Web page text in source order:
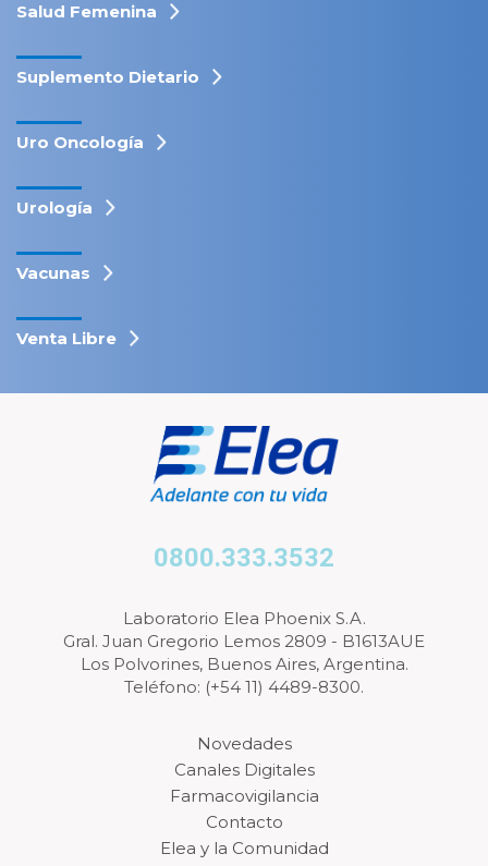
Salud Femenina
Suplemento Dietario
Uro Oncología
Urología
Vacunas
Venta Libre
0800.333.3532
Laboratorio Elea Phoenix S.A.
Gral. Juan Gregorio Lemos 2809 - B1613AUE
Los Polvorines, Buenos Aires, Argentina.
Teléfono: (+54 11) 4489-8300.
Novedades
Canales Digitales
Farmacovigilancia
Contacto
Elea y la Comunidad